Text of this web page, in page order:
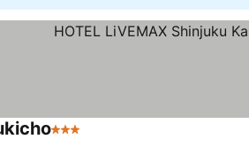
3 Estrelas